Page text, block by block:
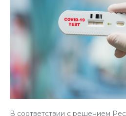
В соответствии с решением